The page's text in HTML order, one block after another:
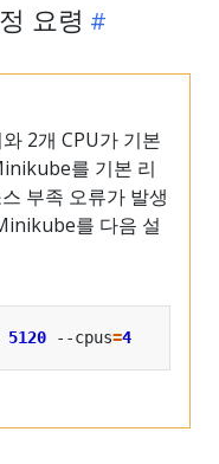
요령
2개 CPU가 기본
를 기본 리
부족 오류가 발생
를 다음 설
5120 --cpus=4